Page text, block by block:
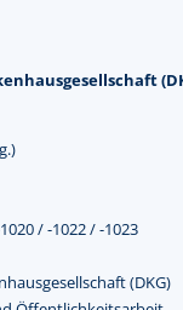
/ -1022 / -1023
(DKG)